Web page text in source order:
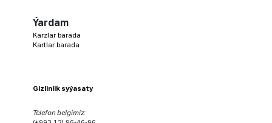
Ýardam
Karzlar barada
Kartlar barada
Gizlinlik syýasaty
Telefon belgimiz: